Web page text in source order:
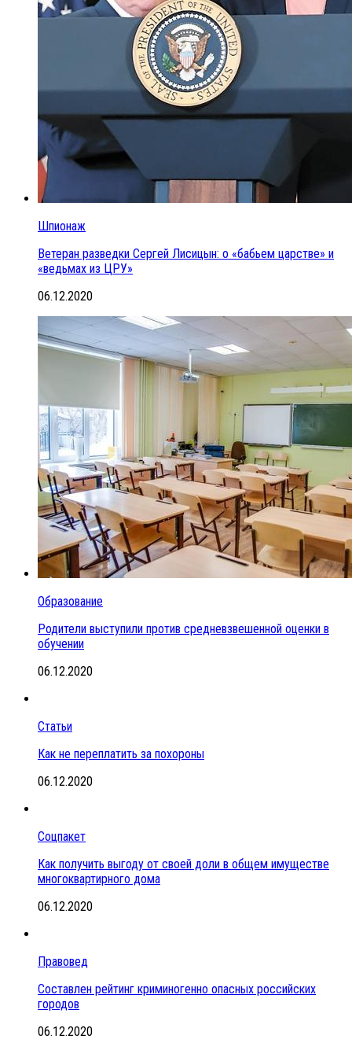
Шпионаж
Ветеран разведки Сергей Лисицын: о «бабьем царстве» и
«ведьмах из ЦРУ»
06.12.2020
Образование
Родители выступили против средневзвешенной оценки в
обучении
06.12.2020
Статьи
Как не переплатить за похороны
06.12.2020
Соцпакет
Как получить выгоду от своей доли в общем имуществе
многоквартирного дома
06.12.2020
Правовед
Составлен рейтинг криминогенно опасных российских
городов
06.12.2020